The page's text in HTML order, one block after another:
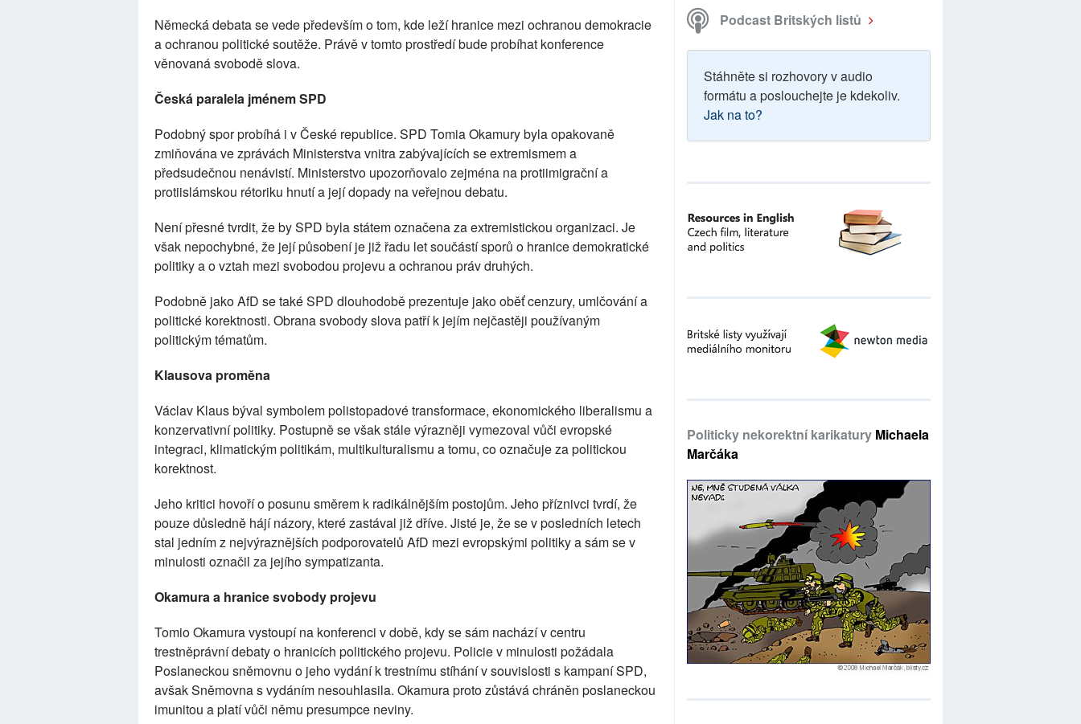
Německá debata se vede především o tom, kde leží hranice mezi ochranou demokracie
a ochranou politické soutěže. Právě v tomto prostředí bude probíhat konference
věnovaná svobodě slova.
Česká paralela jménem SPD
Podobný spor probíhá i v České republice. SPD Tomia Okamury byla opakovaně
zmiňována ve zprávách Ministerstva vnitra zabývajících se extremismem a
předsudečnou nenávistí. Ministerstvo upozorňovalo zejména na protiimigrační a
protiislámskou rétoriku hnutí a její dopady na veřejnou debatu.
Není přesné tvrdit, že by SPD byla státem označena za extremistickou organizaci. Je
však nepochybné, že její působení je již řadu let součástí sporů o hranice demokratické
politiky a o vztah mezi svobodou projevu a ochranou práv druhých.
Podobně jako AfD se také SPD dlouhodobě prezentuje jako oběť cenzury, umlčování a
politické korektnosti. Obrana svobody slova patří k jejím nejčastěji používaným
politickým tématům.
Klausova proměna
Václav Klaus býval symbolem polistopadové transformace, ekonomického liberalismu a
konzervativní politiky. Postupně se však stále výrazněji vymezoval vůči evropské
integraci, klimatickým politikám, multikulturalismu a tomu, co označuje za politickou
korektnost.
Jeho kritici hovoří o posunu směrem k radikálnějším postojům. Jeho příznivci tvrdí, že
pouze důsledně hájí názory, které zastával již dříve. Jisté je, že se v posledních letech
stal jedním z nejvýraznějších podporovatelů AfD mezi evropskými politiky a sám se v
minulosti označil za jejího sympatizanta.
Okamura a hranice svobody projevu
Tomio Okamura vystoupí na konferenci v době, kdy se sám nachází v centru
trestněprávní debaty o hranicích politického projevu. Policie v minulosti požádala
Poslaneckou sněmovnu o jeho vydání k trestnímu stíhání v souvislosti s kampaní SPD,
avšak Sněmovna s vydáním nesouhlasila. Okamura proto zůstává chráněn poslaneckou
imunitou a platí vůči němu presumpce neviny.
Podcast Britských listů
Stáhněte si rozhovory v audio
formátu a poslouchejte je kdekoliv.
Jak na to?
Politicky nekorektní karikatury Michaela
Marčáka